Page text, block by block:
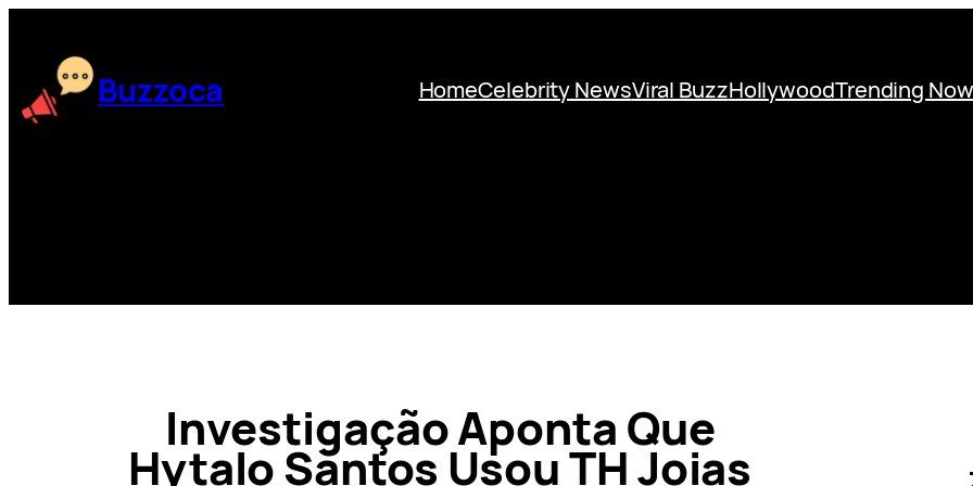
content Buzzoca HomeCelebrity NewsViral BuzzHollywoodTrending Now
Investigação Aponta Que
Hytalo Santos Usou TH Joias